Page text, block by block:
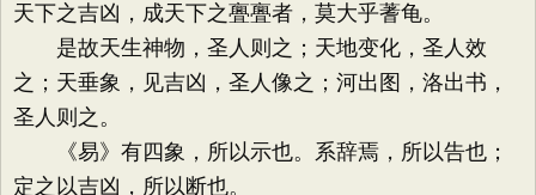
天下之吉凶，成天下之亹亹者，莫大乎蓍龟。
是故天生神物，圣人则之；天地变化，圣人效
之；天垂象，见吉凶，圣人像之；河出图，洛出书，
圣人则之。
《易》有四象，所以示也。系辞焉，所以告也；
定之以吉凶，所以断也。